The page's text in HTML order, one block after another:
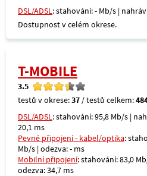
DSL/ADSL: stahování: - Mb/s |
Dostupnost v celém okrese.
T-MOBILE
3.5
testů v okrese:37 / testů celkem:
DSL/ADSL: stahování: 95,8 Mb/s |
20,1 ms
Pevné připojení - kabel/optika:
Mb/s | odezva: - ms
Mobilní připojení: stahování: 83,0
odezva: 34,7 ms